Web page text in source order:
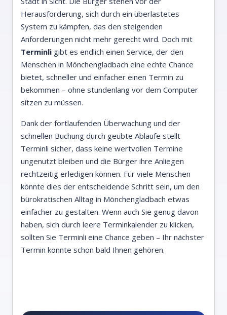
Herausforderung, sich durch ein überlastetes
System zu kämpfen, das den steigenden
Anforderungen nicht mehr gerecht wird. Doch mit
Terminli gibt es endlich einen Service, der den
Menschen in Mönchengladbach eine echte Chance
bietet, schneller und einfacher einen Termin zu
bekommen – ohne stundenlang vor dem Computer
sitzen zu müssen.
Dank der fortlaufenden Überwachung und der
schnellen Buchung durch geübte Abläufe stellt
Terminli sicher, dass keine wertvollen Termine
ungenutzt bleiben und die Bürger ihre Anliegen
rechtzeitig erledigen können. Für viele Menschen
könnte dies der entscheidende Schritt sein, um den
bürokratischen Alltag in Mönchengladbach etwas
einfacher zu gestalten. Wenn auch Sie genug davon
haben, sich durch leere Terminkalender zu klicken,
sollten Sie Terminli eine Chance geben – Ihr nächster
Termin könnte schon bald Ihnen gehören.